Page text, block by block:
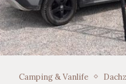
Camping & Vanlife